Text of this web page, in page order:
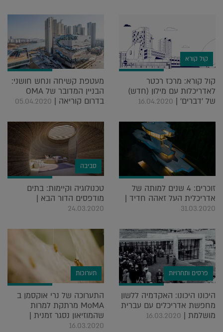
קול קורא
קול קורא: מרכז רכטר
לאדריכלות עם מילון (חדש)
של 'דברים' | 16.04.2020
מעטפת קשיחה ונחש חושני:
הבניין המדובר של OMA
בדרום קוריאה | 05.04.2020
זוכרים: 4 שנים למותה של
אדריכלית העל זאהה חדיד |
31.03.2020
סביבה
טכנולוגיה וקיימות: בתים
מודפסים הדור הבא |
24.03.2020
פרסים ותחרויות
היכונו היכונו: האקדמיה ללשון
מחפשת אדריכלים עם עברית
מושלמת | 16.03.2020
תערוכות
התערוכה של נרי אוקסמן ב
MoMA מרתקת למרות
שהמוזיאון נסגר זמנית |
16.03.2020